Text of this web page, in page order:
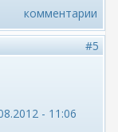
комментарии
#5
- 11:06